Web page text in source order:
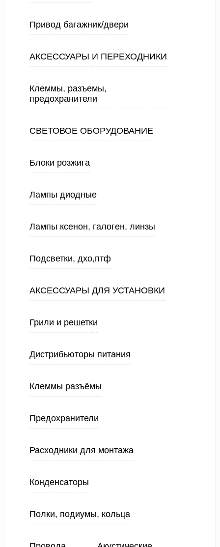
Привод багажник/двери
АКСЕССУАРЫ И ПЕРЕХОДНИКИ
Клеммы, разъемы,
предохранители
СВЕТОВОЕ ОБОРУДОВАНИЕ
Блоки розжига
Лампы диодные
Лампы ксенон, галоген, линзы
Подсветки, дхо,птф
АКСЕССУАРЫ ДЛЯ УСТАНОВКИ
Грили и решетки
Дистрибьюторы питания
Клеммы разъёмы
Предохранители
Расходники для монтажа
Конденсаторы
Полки, подиумы, кольца